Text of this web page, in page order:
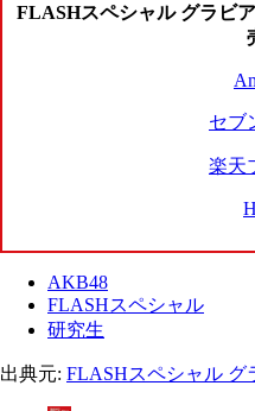
FLASHスペシャル グラビ
セブ
楽天
AKB48
FLASHスペシャル
研究生
出典元: FLASHスペシャル グ